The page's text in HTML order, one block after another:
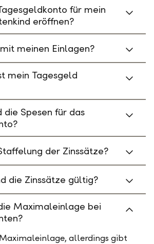
für mein
eröffnen?
meinen Einlagen?
mein Tagesgeld
die Spesen für das
der Zinssätze?
die Zinssätze gültig?
Maximaleinlage bei
allerdings gibt